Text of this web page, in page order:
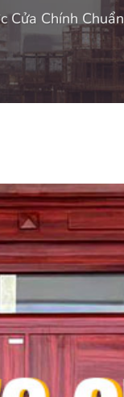
Cửa Chính